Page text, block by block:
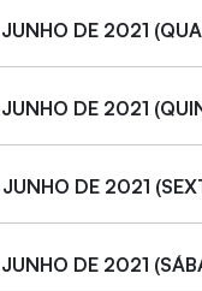
DE 2021
DE 2021
DE 2021
DE 2021